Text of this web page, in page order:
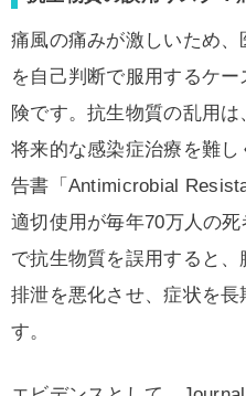
痛風の痛みが激しいため
を自己判断で服用するケ
険です。抗生物質の乱用は
将来的な感染症治療を難
告書「Antimicrobial
適切使用が毎年70万人の
で抗生物質を誤用すると
排泄を悪化させ、症状を長
す。